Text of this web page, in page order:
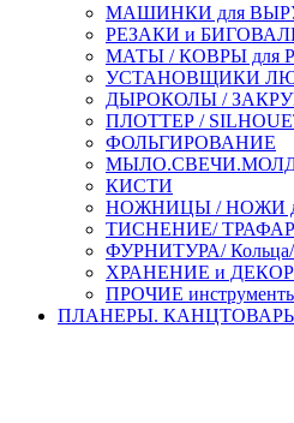
МАШИНКИ для
РЕЗАКИ и
МАТЫ / КОВРЫ для
УСТАНОВЩИКИ
ДЫРОКОЛЫ /
ПЛОТТЕР /
ФОЛЬГИРОВАНИЕ
МЫЛО.СВЕЧИ.МОЛДЫ
КИСТИ
НОЖНИЦЫ / НОЖИ
ТИСНЕНИЕ/
ФУРНИТУРА/
ХРАНЕНИЕ и ДЕКОР
ПРОЧИЕ
ПЛАНЕРЫ.